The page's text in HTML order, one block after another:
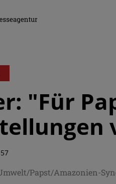
"Für
Papst/Amazonien-